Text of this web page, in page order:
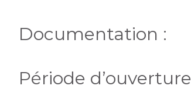
Documentation :
Période d’ouverture